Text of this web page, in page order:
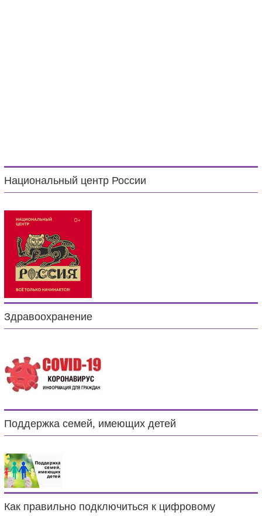
Национальный центр России
Здравоохранение
Поддержка семей, имеющих детей
Как правильно подключиться к цифровому